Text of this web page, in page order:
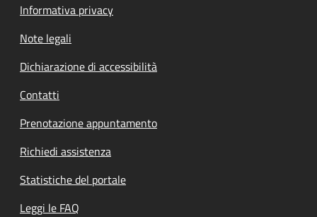
Informativa privacy
Note legali
Dichiarazione di accessibilità
Contatti
Prenotazione appuntamento
Richiedi assistenza
Statistiche del portale
Leggi le FAQ